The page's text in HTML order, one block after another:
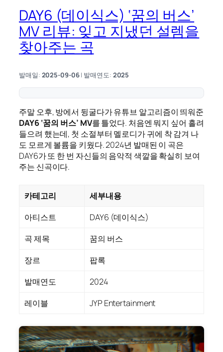
DAY6 (데이식스) ‘꿈의 버스’
MV 리뷰: 잊고 지냈던 설렘을
찾아주는 곡
발매일: 2025-09-06| 발매연도: 2025
주말 오후, 방에서 뒹굴다가 유튜브 알고리즘이 띄워준
DAY6 ‘꿈의 버스’ MV를 틀었다. 처음엔 뭐지 싶어 흘려
들으려 했는데, 첫 소절부터 멜로디가 귀에 착 감겨 나
도 모르게 볼륨을 키웠다. 2024년 발매된 이 곡은
DAY6가 또 한 번 자신들의 음악적 색깔을 확실히 보여
주는 신곡이다.
카테고리
세부내용
아티스트
DAY6 (데이식스)
곡 제목
꿈의 버스
장르
팝록
발매연도
2024
레이블
JYP Entertainment